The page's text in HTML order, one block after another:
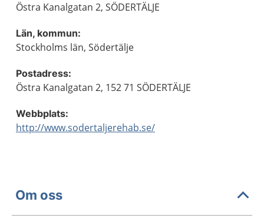
Östra Kanalgatan 2, SÖDERTÄLJE
Län, kommun:
Stockholms län, Södertälje
Postadress:
Östra Kanalgatan 2, 152 71 SÖDERTÄLJE
Webbplats:
http://www.sodertaljerehab.se/
Om oss